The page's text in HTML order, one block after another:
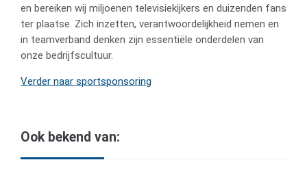
en bereiken wij miljoenen televisiekijkers en duizenden fans
ter plaatse. Zich inzetten, verantwoordelijkheid nemen en
in teamverband denken zijn essentiële onderdelen van
onze bedrijfscultuur.
Verder naar sportsponsoring
Ook bekend van: